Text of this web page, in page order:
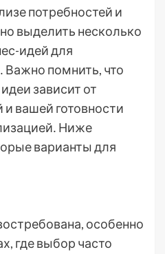
потребностей и
выделить несколько
идей для
Важно помнить, что
зависит от
вашей готовности
Ниже
варианты для
особенно
где выбор часто